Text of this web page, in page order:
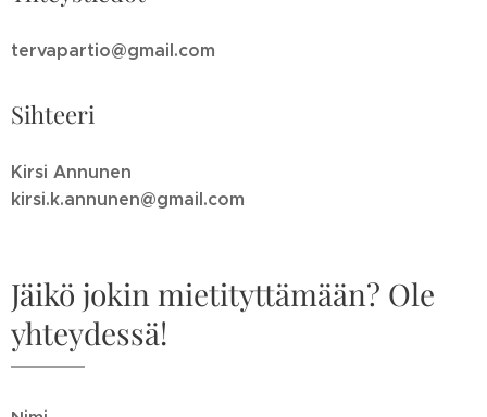
tervapartio@gmail.com
Sihteeri
Kirsi Annunen
kirsi.k.annunen@gmail.com
Jäikö jokin mietityttämään? Ole
yhteydessä!